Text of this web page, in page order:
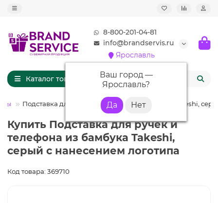
8-800-201-04-81
info@brandservis.ru
Ярославль
Ваш город —
Ярославль?
Каталог товаров
Подставка для ручек и телефона из бамбука Takeshi,
Купить Подставка для ручек и
телефона из бамбука Takeshi,
серый с нанесением логотипа
Код товара: 369710